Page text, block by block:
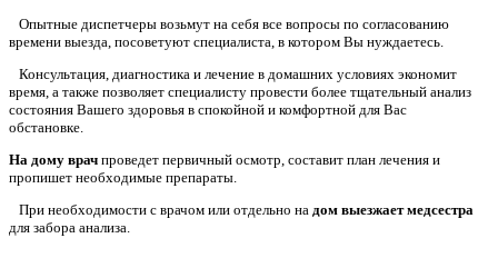
Опытные диспетчеры возьмут на себя все вопросы по согласованию
времени выезда, посоветуют специалиста, в котором Вы нуждаетесь.
Консультация, диагностика и лечение в домашних условиях экономит
время, а также позволяет специалисту провести более тщательный анализ
состояния Вашего здоровья в спокойной и комфортной для Вас
обстановке.
На дому врач проведет первичный осмотр, составит план лечения и
пропишет необходимые препараты.
При необходимости с врачом или отдельно на дом выезжает медсестра
для забора анализа.